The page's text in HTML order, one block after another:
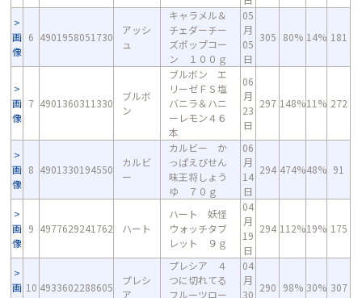
画
像
6 4901958051730
アッシ
ュ
キャラメル＆
チェダーチー
ズポップコー
ン １００ｇ
05
月
05
日
305 80% 14% 181
画
像
7 4901360311330
ブルボ
ン
ブルボン エ
リーゼＦＳ塩
バニラ＆ハニ
ーレモン４６
本
06
月
23
日
297 148%11% 272
画
像
8 4901330194550
カルビ
ー
カルビー か
っぱえびせん
味王将しょう
ゆ ７０ｇ
06
月
14
日
294 474%48% 91
画
像
9 4977629241762 ハート
ハート 妖怪
ウォッチタブ
レット ９ｇ
04
月
19
日
294 112%19% 175
画 10 4933602288605
プレシ
ア
プレシア ４
つに切れてる
フルーツロー
04
月
30
290 98% 30% 307